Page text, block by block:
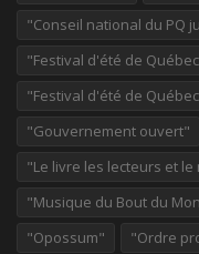
"Conseil national du PQ
"Festival d'été de
"Festival d'été de
"Gouvernement ouvert"
"Le livre les lecteurs et
"Musique du Bout du
"Opossum"
"Ordre